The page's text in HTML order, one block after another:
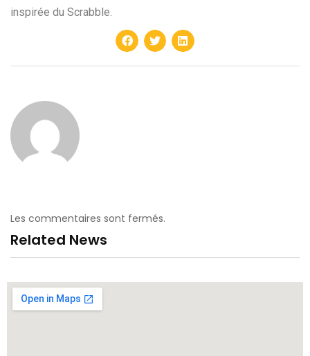
inspirée du Scrabble.
Les commentaires sont fermés.
Related News